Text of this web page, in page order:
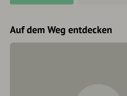
Auf dem Weg entdecken